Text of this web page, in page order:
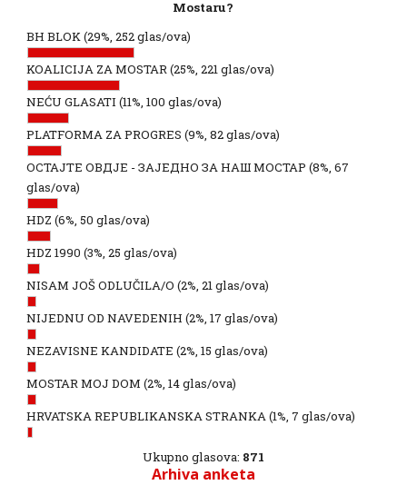
Mostaru?
BH BLOK(29%, 252 glas/ova)
KOALICIJA ZA MOSTAR(25%, 221 glas/ova)
NEĆU GLASATI (11%, 100 glas/ova)
PLATFORMA ZA PROGRES (9%, 82 glas/ova)
ОСТАЈТЕ ОВДЈЕ - ЗАЈЕДНО ЗА НАШ МОСТАР (8%, 67
glas/ova)
HDZ (6%, 50 glas/ova)
HDZ 1990 (3%, 25 glas/ova)
NISAM JOŠ ODLUČILA/O (2%, 21 glas/ova)
NIJEDNU OD NAVEDENIH (2%, 17 glas/ova)
NEZAVISNE KANDIDATE (2%, 15 glas/ova)
MOSTAR MOJ DOM (2%, 14 glas/ova)
HRVATSKA REPUBLIKANSKA STRANKA(1%, 7 glas/ova)
Ukupno glasova: 871
Arhiva anketa